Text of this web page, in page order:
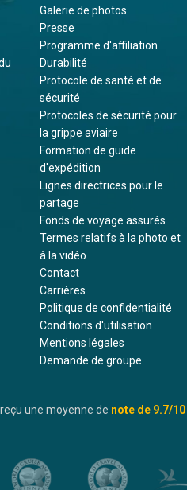
Galerie de photos
Presse
Programme d'affiliation
Durabilité
Protocole de santé et de
sécurité
Protocoles de sécurité pour
la grippe aviaire
Formation de guide
d'expédition
Lignes directrices pour le
partage
Fonds de voyage assurés
Termes relatifs à la photo et
à la vidéo
Contact
Carrières
Politique de confidentialité
Conditions d'utilisation
Mentions légales
Demande de groupe
une moyenne de note de 9.7/10